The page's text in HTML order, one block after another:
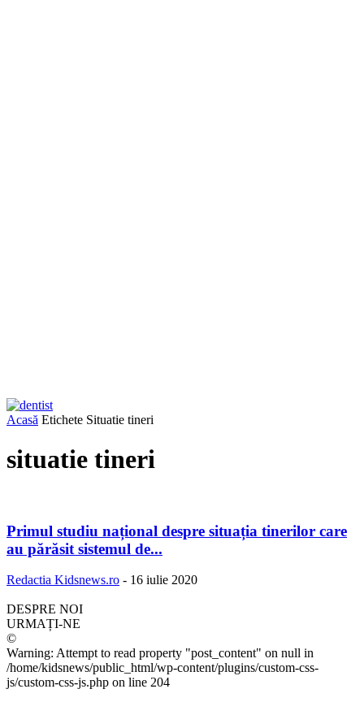
Acasă Etichete Situatie tineri
situatie tineri
Primul studiu național despre situația tinerilor care
au părăsit sistemul de...
Redactia Kidsnews.ro - 16 iulie 2020
DESPRE NOI
URMAȚI-NE
©
Warning: Attempt to read property "post_content" on null in
/home/kidsnews/public_html/wp-content/plugins/custom-css-
js/custom-css-js.php on line 204